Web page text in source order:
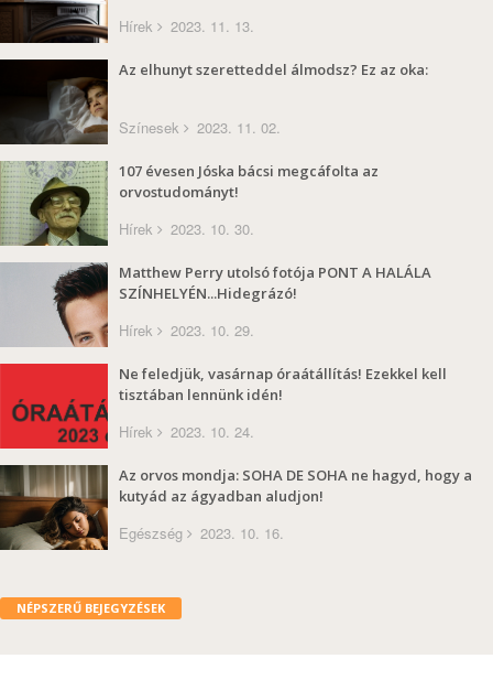
Hírek 2023. 11. 13.
Az elhunyt szeretteddel álmodsz? Ez az oka:
Színesek 2023. 11. 02.
107 évesen Jóska bácsi megcáfolta az
orvostudományt!
Hírek 2023. 10. 30.
Matthew Perry utolsó fotója PONT A HALÁLA
SZÍNHELYÉN...Hidegrázó!
Hírek 2023. 10. 29.
Ne feledjük, vasárnap óraátállítás! Ezekkel kell
tisztában lennünk idén!
Hírek 2023. 10. 24.
Az orvos mondja: SOHA DE SOHA ne hagyd, hogy a
kutyád az ágyadban aludjon!
Egészség 2023. 10. 16.
NÉPSZERŰ BEJEGYZÉSEK